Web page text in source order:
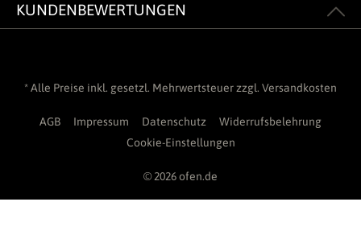
KUNDENBEWERTUNGEN
* Alle Preise inkl. gesetzl. Mehrwertsteuer zzgl. Versandkosten
AGB Impressum Datenschutz
Widerrufsbelehrung
Cookie-Einstellungen
© 2026 ofen.de